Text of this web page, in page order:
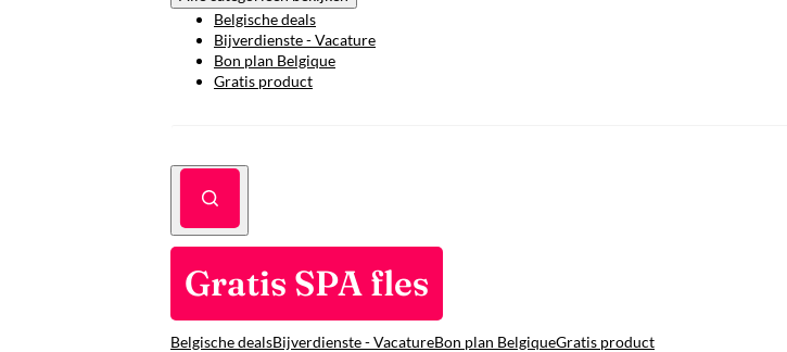
Belgische deals
Bijverdienste - Vacature
Bon plan Belgique
Gratis product
Gratis SPA fles
Belgische dealsBijverdienste - VacatureBon plan BelgiqueGratis product